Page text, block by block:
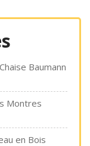
Baumann
Montres
en Bois